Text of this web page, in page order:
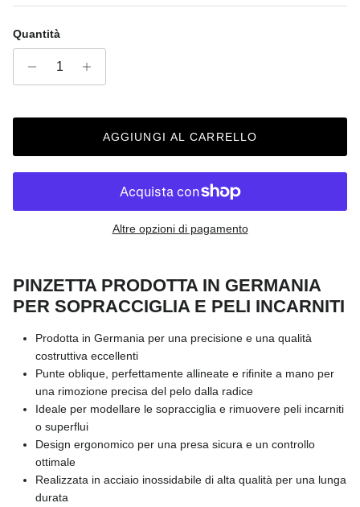
Quantità
AGGIUNGI AL CARRELLO
Altre opzioni di pagamento
PINZETTA PRODOTTA IN GERMANIA
PER SOPRACCIGLIA E PELI INCARNITI
Prodotta in Germania per una precisione e una qualità
costruttiva eccellenti
Punte oblique, perfettamente allineate e rifinite a mano per
una rimozione precisa del pelo dalla radice
Ideale per modellare le sopracciglia e rimuovere peli incarniti
o superflui
Design ergonomico per una presa sicura e un controllo
ottimale
Realizzata in acciaio inossidabile di alta qualità per una lunga
durata